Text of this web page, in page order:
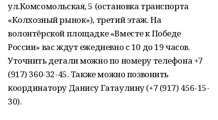
ул.Комсомольская, 5 (остановка транспорта
«Колхозный рынок»), третий этаж. На
волонтёрской площадке «Вместе к Победе
России» вас ждут ежедневно с 10 до 19 часов.
Уточнить детали можно по номеру телефона +7
(917) 360-32-45. Также можно позвонить
координатору Данису Гатаулину (+7 (917) 456-15-
30).